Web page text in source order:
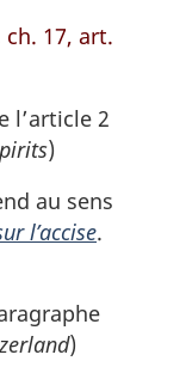
ch. 17, art.
l’article 2
)
au sens
l’accise.
)